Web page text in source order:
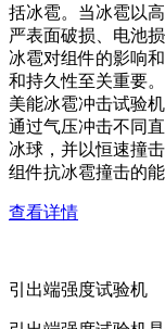
括冰雹。当冰雹以
严表面破损、电池
冰雹对组件的影响
和持久性至关重要。
美能冰雹冲击试验
通过气压冲击不同
冰球，并以恒速撞
组件抗冰雹撞击的能
查看详情
引出端强度试验机